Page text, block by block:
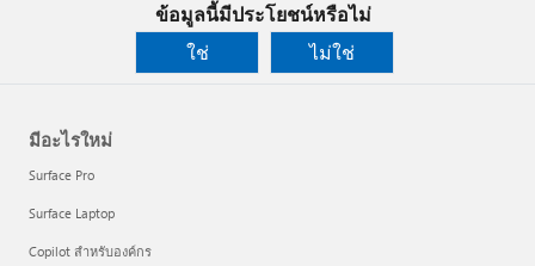
ข้อมูลนี้มีประโยชน์หรือไม่
ใช่
ไม่ใช่
มีอะไรใหม่
Surface Pro
Surface Laptop
Copilot สำหรับองค์กร